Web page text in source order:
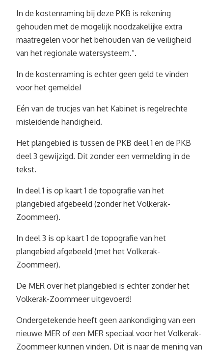
In de kostenraming bij deze PKB is rekening
gehouden met de mogelijk noodzakelijke extra
maatregelen voor het behouden van de veiligheid
van het regionale watersysteem.”.
In de kostenraming is echter geen geld te vinden
voor het gemelde!
Eén van de trucjes van het Kabinet is regelrechte
misleidende handigheid.
Het plangebied is tussen de PKB deel 1 en de PKB
deel 3 gewijzigd. Dit zonder een vermelding in de
tekst.
In deel 1 is op kaart 1 de topografie van het
plangebied afgebeeld (zonder het Volkerak-
Zoommeer).
In deel 3 is op kaart 1 de topografie van het
plangebied afgebeeld (met het Volkerak-
Zoommeer).
De MER over het plangebied is echter zonder het
Volkerak-Zoommeer uitgevoerd!
Ondergetekende heeft geen aankondiging van een
nieuwe MER of een MER speciaal voor het Volkerak-
Zoommeer kunnen vinden. Dit is naar de mening van